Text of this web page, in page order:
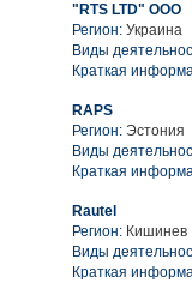
"RTS LTD" ООО
Регион: Украина
Виды
Краткая
RAPS
Регион: Эстония
Виды
Краткая
Rautel
Регион: Кишинев
Виды
Краткая